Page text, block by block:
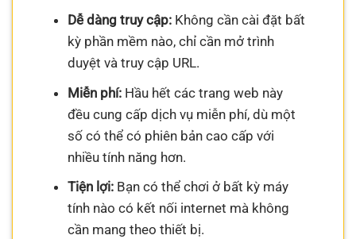
Dễ dàng truy cập:Không cần cài đặt bất
kỳ phần mềm nào, chỉ cần mở trình
duyệt và truy cập URL.
Miễn phí:Hầu hết các trang web này
đều cung cấp dịch vụ miễn phí, dù một
số có thể có phiên bản cao cấp với
nhiều tính năng hơn.
Tiện lợi:Bạn có thể chơi ở bất kỳ máy
tính nào có kết nối internet mà không
cần mang theo thiết bị.